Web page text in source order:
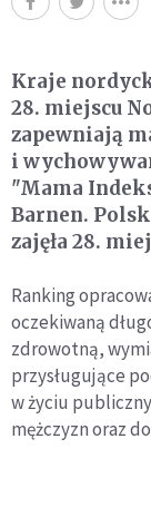
Kraje
28. miejscu
zapewniają
i
"Mama
Barnen.
zajęła 28.
Ranking
oczekiwaną
zdrowotną,
przysługujące
w życiu
mężczyzn oraz